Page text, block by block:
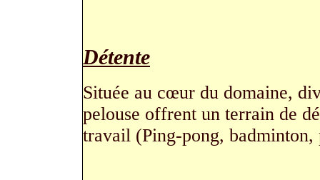
Détente
Située au cœur du domaine,
pelouse offrent un terrain de
travail (Ping-pong, badminton,